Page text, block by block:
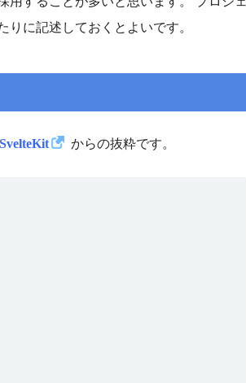
りに記述しておくとよいです。
からの抜粋です。